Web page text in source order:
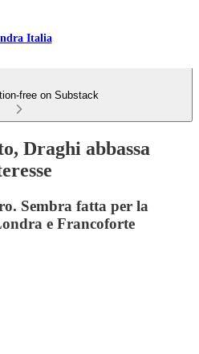
Italia
free on Substack
Draghi abbassa
Sembra fatta per la
e Francoforte